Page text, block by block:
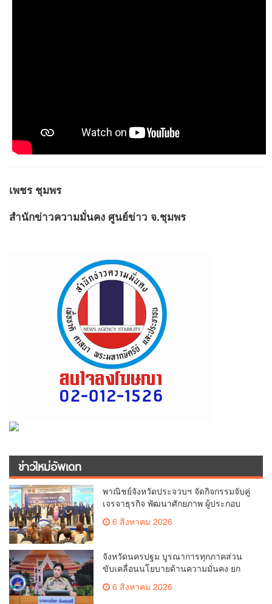
เพชร ชุมพร
สำนักข่าวความมั่นคง ศูนย์ข่าว จ.ชุมพร
ข่าวใหม่อัพเดท
พาณิชย์จังหวัดประจวบฯ จัดกิจกรรมจับคู่
เจรจาธุรกิจ พัฒนาศักยภาพ ผู้ประกอบ
ระหว่างประเทศ
6 สิงหาคม 2026
จังหวัดนครปฐม บูรณาการทุกภาคส่วน
ขับเคลื่อนนโยบายด้านความมั่นคง ยก
ระดับการป้องกันอาชญากรรมทาง
เทคโนโลยี
6 สิงหาคม 2026